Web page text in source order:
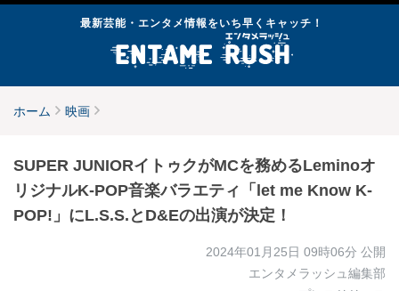
最新芸能・エンタメ情報をいち早くキャッチ！
ホーム 映画
SUPER JUNIORイトゥクがMCを務めるLeminoオ
リジナルK-POP音楽バラエティ「let me Know K-
POP!」にL.S.S.とD&Eの出演が決定！
2024年01月25日 09時06分 公開
エンタメラッシュ編集部